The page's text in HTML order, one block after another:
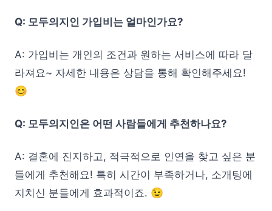
Q: 모두의지인 가입비는 얼마인가요?
A: 가입비는 개인의 조건과 원하는 서비스에 따라 달
라져요~ 자세한 내용은 상담을 통해 확인해주세요!
😊
Q: 모두의지인은 어떤 사람들에게 추천하나요?
A: 결혼에 진지하고, 적극적으로 인연을 찾고 싶은 분
들에게 추천해요! 특히 시간이 부족하거나, 소개팅에
지치신 분들에게 효과적이죠. 😉